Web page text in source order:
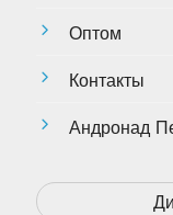
Оптом
Контакты
Андронад